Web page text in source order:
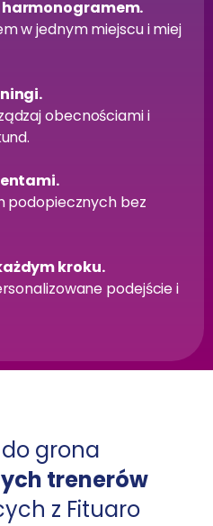
w jednym miejscu i miej
obecnościami i
podopiecznych bez
kroku.
podejście i
do grona
trenerów
z Fituaro